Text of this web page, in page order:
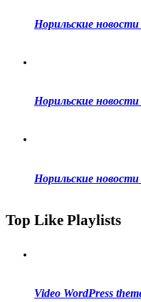
Норильские
Норильские
Норильские
Top Like Playlists
Video WordPress